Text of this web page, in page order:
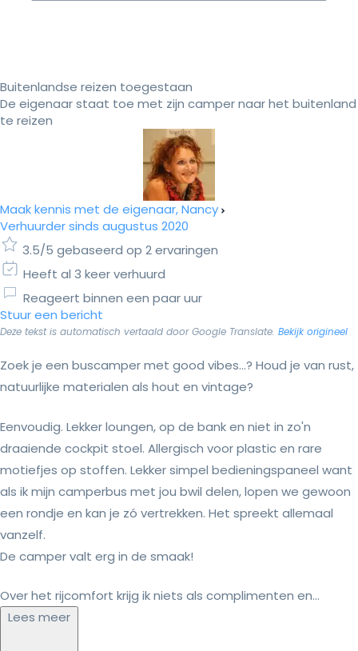
Buitenlandse reizen toegestaan
De eigenaar staat toe met zijn camper naar het buitenland
te reizen
Maak kennis met de eigenaar, Nancy
Verhuurder sinds augustus 2020
3.5/5 gebaseerd op 2 ervaringen
Heeft al 3 keer verhuurd
Reageert binnen een paar uur
Stuur een bericht
Deze tekst is automatisch vertaald door Google Translate. Bekijk origineel
Zoek je een buscamper met good vibes...? Houd je van rust,
natuurlijke materialen als hout en vintage?
Eenvoudig. Lekker loungen, op de bank en niet in zo'n
draaiende cockpit stoel. Allergisch voor plastic en rare
motiefjes op stoffen. Lekker simpel bedieningspaneel want
als ik mijn camperbus met jou bwil delen, lopen we gewoon
een rondje en kan je zó vertrekken. Het spreekt allemaal
vanzelf.
De camper valt erg in de smaak!
Over het rijcomfort krijg ik niets als complimenten en...
Lees meer